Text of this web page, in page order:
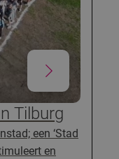
Tilburg
een ‘Stad
en